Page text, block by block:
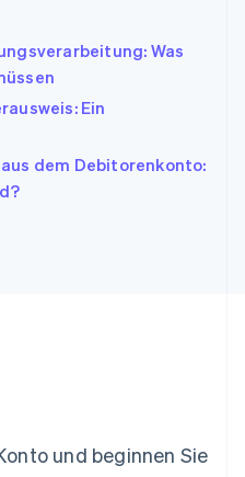
Was
Ein
dem Debitorenkonto:
und beginnen Sie